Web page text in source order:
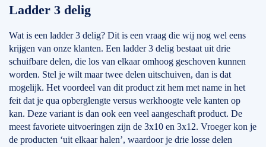
Ladder 3 delig
Wat is een ladder 3 delig? Dit is een vraag die wij nog wel eens
krijgen van onze klanten. Een ladder 3 delig bestaat uit drie
schuifbare delen, die los van elkaar omhoog geschoven kunnen
worden. Stel je wilt maar twee delen uitschuiven, dan is dat
mogelijk. Het voordeel van dit product zit hem met name in het
feit dat je qua opberglengte versus werkhoogte vele kanten op
kan. Deze variant is dan ook een veel aangeschaft product. De
meest favoriete uitvoeringen zijn de 3x10 en 3x12. Vroeger kon je
de producten ‘uit elkaar halen’, waardoor je drie losse delen